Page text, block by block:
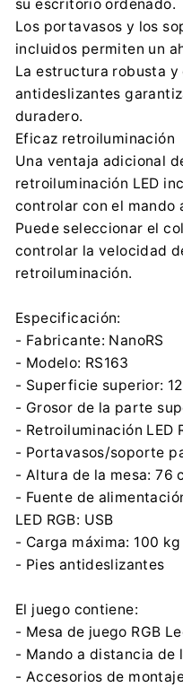
su escritorio ordenado.
Los portavasos y los
incluidos permiten un
La estructura robusta
antideslizantes
duradero.
Eficaz retroiluminación
Una ventaja adicional
retroiluminación LED
controlar con el mando
Puede seleccionar el
controlar la velocidad
retroiluminación.
Especificación:
- Fabricante: NanoRS
- Modelo: RS163
- Superficie superior:
- Grosor de la parte
- Retroiluminación LED
- Portavasos/soporte
- Altura de la mesa: 76
- Fuente de
LED RGB: USB
- Carga máxima: 100 kg
- Pies antideslizantes
El juego contiene:
- Mesa de juego RGB
- Mando a distancia de
- Accesorios de